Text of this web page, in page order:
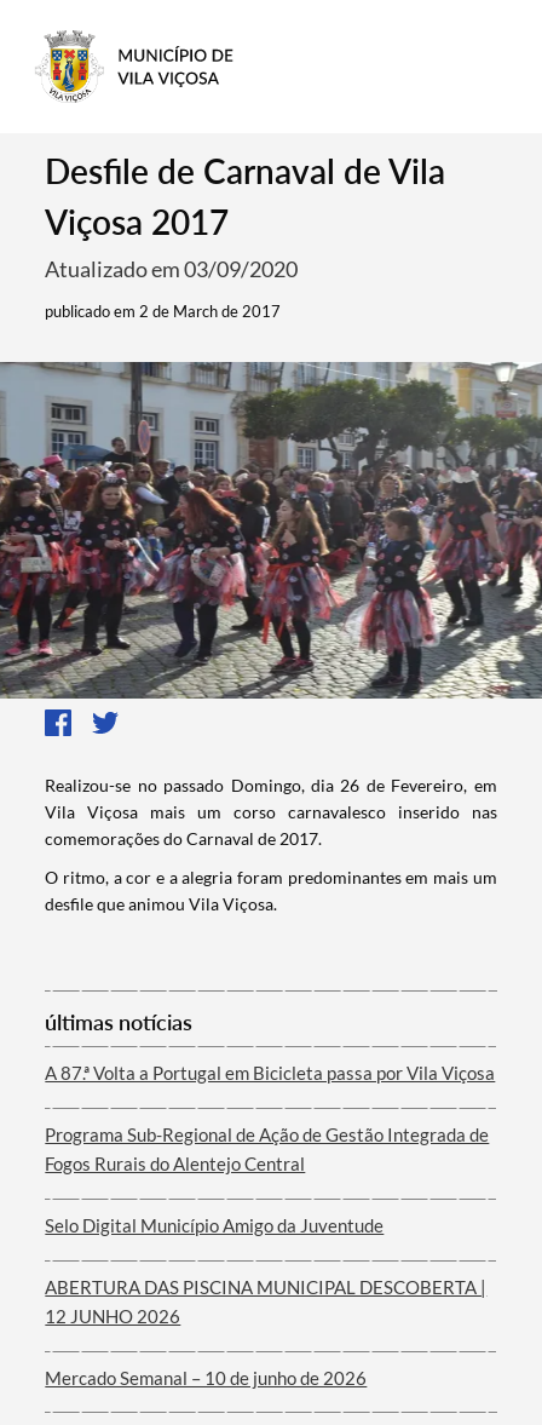
Termo de Pesquisa
Categorias gerais
Filtros
Desfile de Carnaval de Vila
Viçosa 2017
Atualizado em 03/09/2020
publicado em 2 de March de 2017
​​​Realizou-se no passado Domingo, dia 26 de Fevereiro, em
Vila Viçosa mais um corso carnavalesco inserido nas
comemorações do Carnaval de 2017.
​​O ritmo, a cor e a alegria foram predominantes em mais um
desfile que animou Vila Viçosa.
últimas notícias
A 87.ª Volta a Portugal em Bicicleta passa por Vila Viçosa
Programa Sub-Regional de Ação de Gestão Integrada de
Fogos Rurais do Alentejo Central
Selo Digital Município Amigo da Juventude
ABERTURA DAS PISCINA MUNICIPAL DESCOBERTA |
12 JUNHO 2026
Mercado Semanal – 10 de junho de 2026